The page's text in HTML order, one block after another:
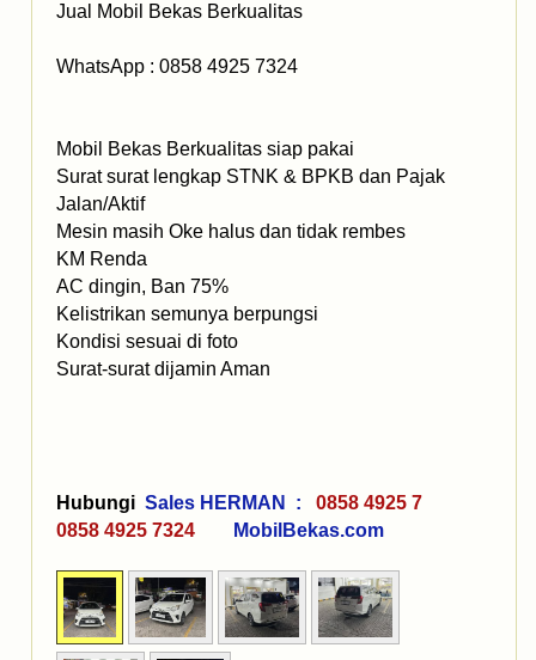
Jual Mobil Bekas Berkualitas
WhatsApp : 0858 4925 7324
Mobil Bekas Berkualitas siap pakai
Surat surat lengkap STNK & BPKB dan Pajak
Jalan/Aktif
Mesin masih Oke halus dan tidak rembes
KM Renda
AC dingin, Ban 75%
Kelistrikan semunya berpungsi
Kondisi sesuai di foto
Surat-surat dijamin Aman
Hubungi Sales HERMAN :
0858 4925 7
0858 4925 7324
MobilBekas.com